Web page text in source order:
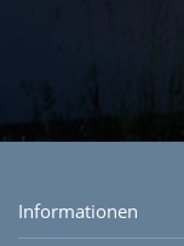
Informationen